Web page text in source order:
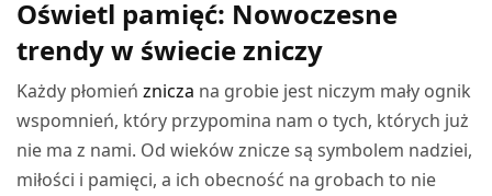
Oświetl pamięć: Nowoczesne
trendy w świecie zniczy
Każdy płomieńznicza na grobie jest niczym mały ognik
wspomnień, który przypomina nam o tych, których już
nie ma z nami. Od wieków znicze są symbolem nadziei,
miłości i pamięci, a ich obecność na grobach to nie